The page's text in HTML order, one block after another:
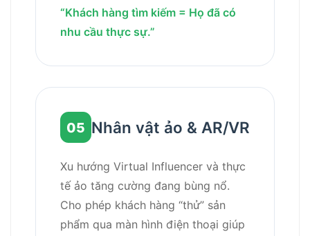
“Khách hàng tìm kiếm = Họ đã có
nhu cầu thực sự.”
05 Nhân vật ảo & AR/VR
Xu hướng Virtual Influencer và thực
tế ảo tăng cường đang bùng nổ.
Cho phép khách hàng “thử” sản
phẩm qua màn hình điện thoại giúp